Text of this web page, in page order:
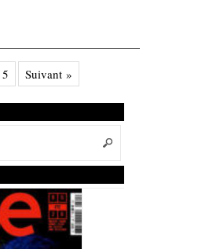
5 Suivant »